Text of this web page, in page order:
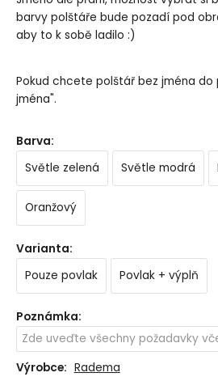
barvy polštáře bude pozadí pod
aby to k sobě ladilo :)
Pokud chcete polštář bez jména do
jména".
Barva:
Světle zelená
Světle modrá
Oranžový
Varianta:
Pouze povlak
Povlak + výplň
Poznámka:
Výrobce: Radema